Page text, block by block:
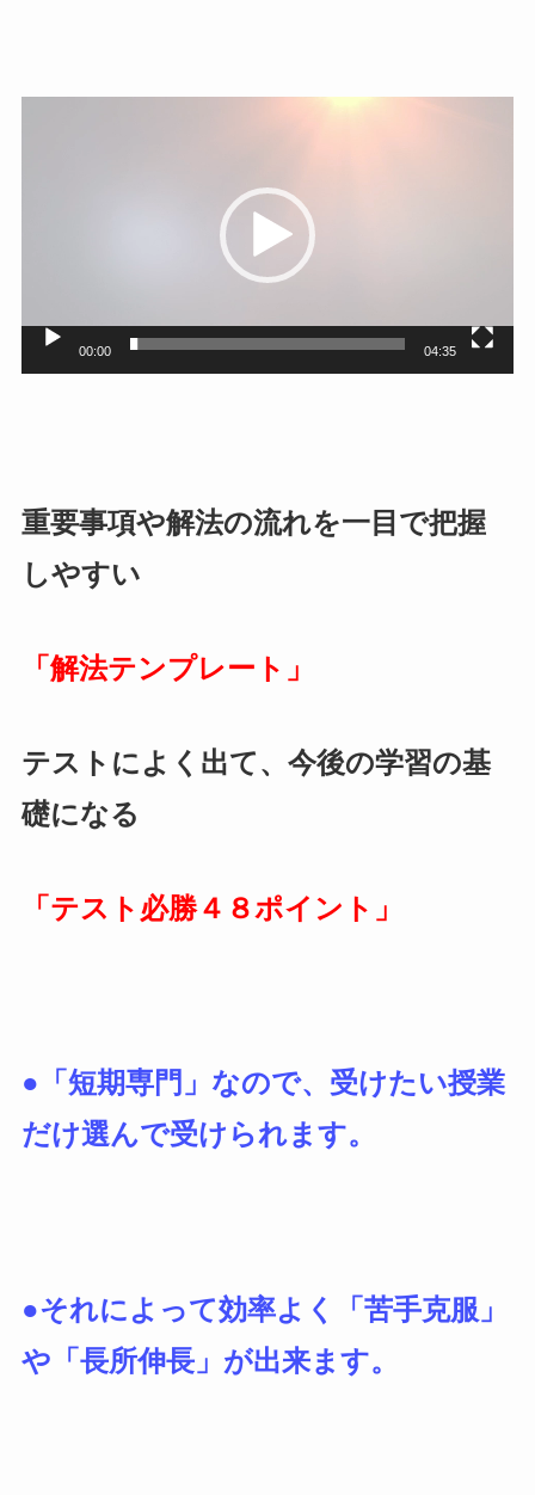
00:00 04:35
重要事項や解法の流れを一目で把握
しやすい
「解法テンプレート」
テストによく出て、今後の学習の基
礎になる
「テスト必勝４８ポイント」
●「短期専門」なので、受けたい授業
だけ選んで受けられます。
●それによって効率よく「苦手克服」
や「長所伸長」が出来ます。